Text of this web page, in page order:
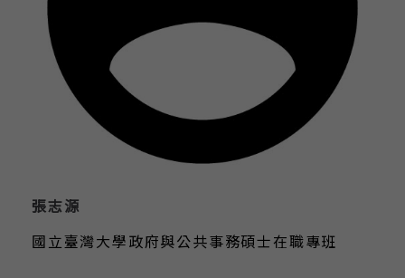
張志源
國立臺灣大學政府與公共事務碩士在職專班